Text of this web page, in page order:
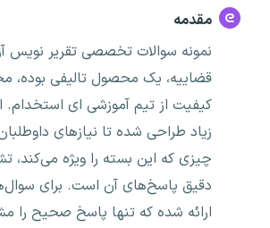
مقدمه
نمونه سوالات تخصصی تقریر نویس
قضاییه، یک محصول تالیفی بوده،
کیفیت از تیم آموزشی ای استخدام.
زیاد طراحی شده تا نیازهای
چیزی که این بسته را ویژه می‌کند،
دقیق پاسخ‌های آن است. برای
ارائه شده که تنها پاسخ صحیح را